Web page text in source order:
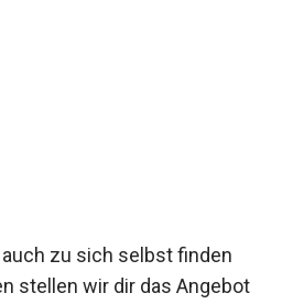
zu sich selbst finden
stellen wir dir das Angebot